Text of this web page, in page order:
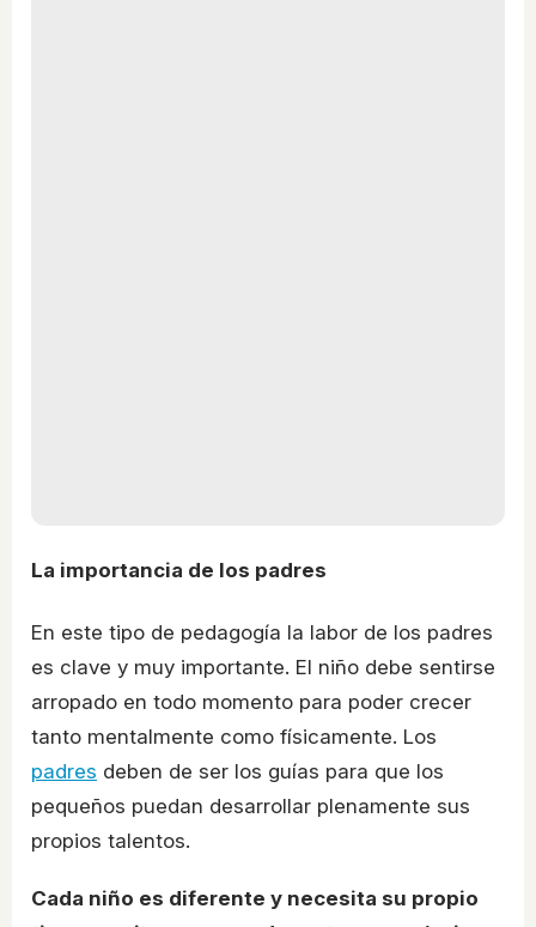
La importancia de los padres
En este tipo de pedagogía la labor de los padres
es clave y muy importante. El niño debe sentirse
arropado en todo momento para poder crecer
tanto mentalmente como físicamente. Los
padres deben de ser los guías para que los
pequeños puedan desarrollar plenamente sus
propios talentos.
Cada niño es diferente y necesita su propio